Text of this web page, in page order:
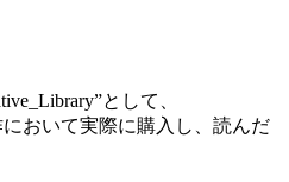
として、
において実際に購入し、読んだ